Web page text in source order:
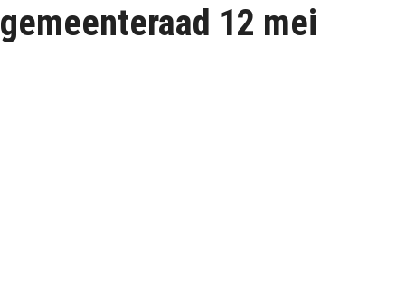
gemeenteraad 12 mei